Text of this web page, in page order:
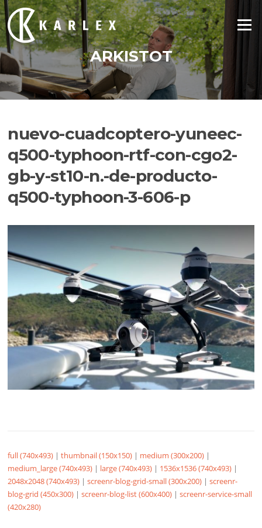
Siirry
suoraan
sisältöön
Valikko
ARKISTOT
nuevo-cuadcoptero-yuneec-
q500-typhoon-rtf-con-cgo2-
gb-y-st10-n.-de-producto-
q500-typhoon-3-606-p
full (740x493) |thumbnail (150x150) | medium (300x200) |
medium_large (740x493) | large (740x493) | 1536x1536 (740x493) |
2048x2048 (740x493) |screenr-blog-grid-small (300x200) |screenr-
blog-grid (450x300) |screenr-blog-list (600x400) |screenr-service-small
(420x280)